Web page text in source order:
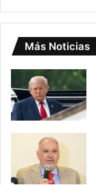
Más Noticias